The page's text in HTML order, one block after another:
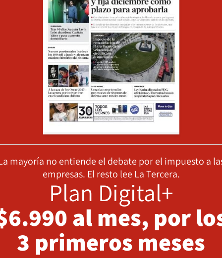
mayoría no entiende el debate por el impuesto a
empresas. El resto lee La Tercera.
Plan Digital+
al mes, por
3 primeros meses